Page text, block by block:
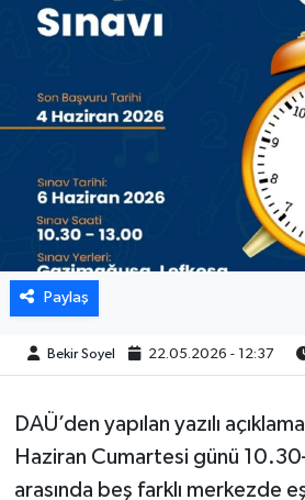
Paylaş
Bekir Soyel 22.05.2026 - 12:37
DAÜ’den yapılan yazılı
Haziran Cumartesi günü
arasında beş farklı merkezde